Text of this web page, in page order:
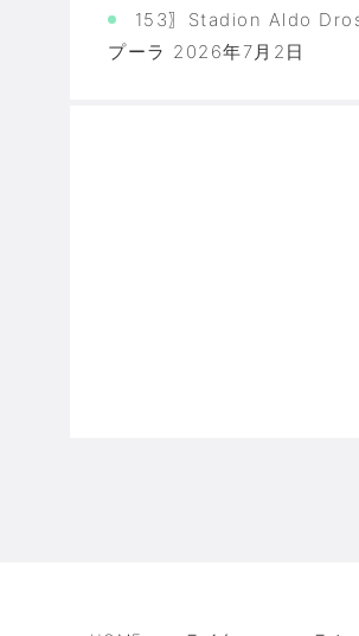
153〗Stadion Aldo
プーラ 2026年7月2日